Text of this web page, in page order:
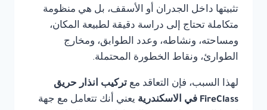
تثبيتها داخل الجدران أو الأسقف، بل هي منظومة
متكاملة تحتاج إلى دراسة دقيقة لطبيعة المكان،
ومساحته، ونشاطه، وعدد الطوابق، ومخارج
الطوارئ، ونقاط الخطورة المحتملة.
لهذا السبب، فإن التعاقد مع تركيب انذار حريق
FireClass في الاسكندرية
يعني أنك تتعامل مع جهة